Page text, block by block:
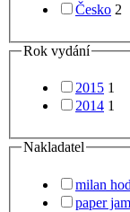
Česko 2
Rok vydání
2015 1
2014 1
Nakladatel
milan
paper